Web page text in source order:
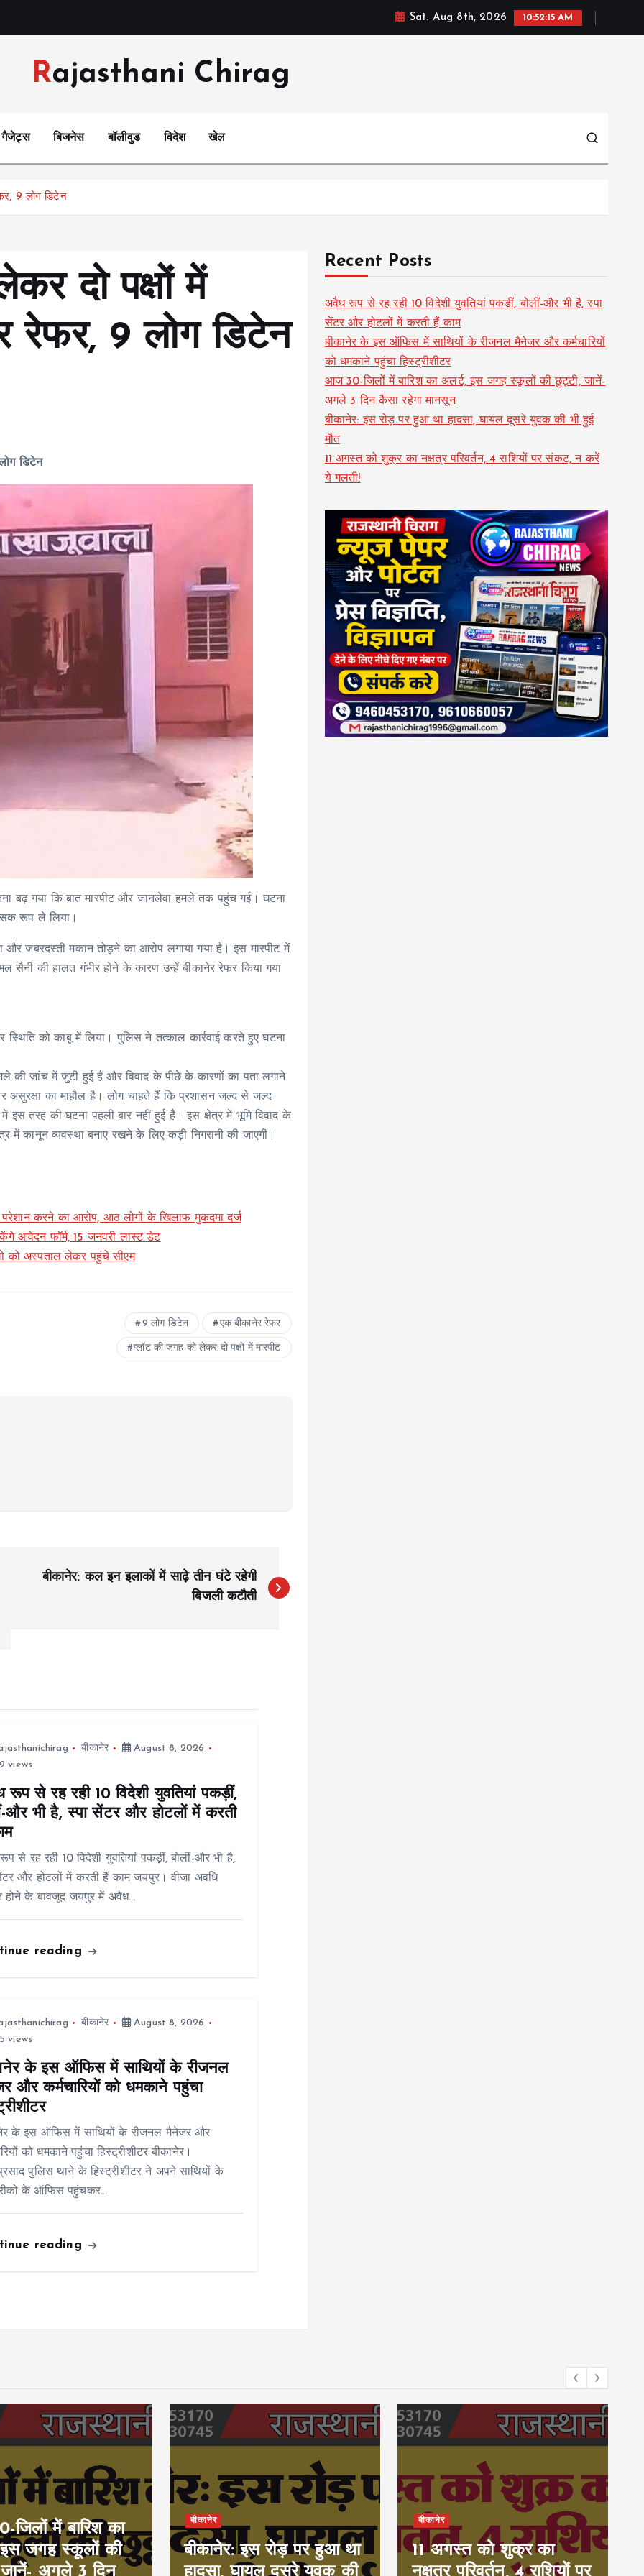
Sat. Aug 8th, 2026 10:52:16 AM
Rajasthani Chirag
गैजेट्स बिजनेस बॉलीवुड विदेश खेल
9 लोग डिटेन
दो पक्षों में
रेफर, 9 लोग डिटेन
डिटेन
बढ़ गया कि बात मारपीट और जानलेवा हमले तक पहुंच गई। घटना
रूप ले लिया।
और जबरदस्ती मकान तोड़ने का आरोप लगाया गया है। इस मारपीट में
सैनी की हालत गंभीर होने के कारण उन्हें बीकानेर रेफर किया गया
को काबू में लिया। पुलिस ने तत्काल कार्रवाई करते हुए घटना
की जांच में जुटी हुई है और विवाद के पीछे के कारणों का पता लगाने
असुरक्षा का माहौल है। लोग चाहते हैं कि प्रशासन जल्द से जल्द
तरह की घटना पहली बार नहीं हुई है। इस क्षेत्र में भूमि विवाद के
कानून व्यवस्था बनाए रखने के लिए कड़ी निगरानी की जाएगी।
करने का आरोप, आठ लोगों के खिलाफ मुकदमा दर्ज
आवेदन फॉर्म, 15 जनवरी लास्ट डेट
को अस्पताल लेकर पहुंचे सीएम
9 लोग डिटेन एक बीकानेर रेफर
प्लॉट की जगह को लेकर दो पक्षों में मारपीट
बीकानेर: कल इन इलाकों में साढ़े तीन घंटे रहेगी
बिजली कटौती
बीकानेर
August 8, 2026
views
रूप से रह रही 10 विदेशी युवतियां पकड़ीं,
और भी है, स्पा सेंटर और होटलों में करती
से रह रही 10 विदेशी युवतियां पकड़ीं, बोलीं-और भी है,
और होटलों में करती हैं काम जयपुर। वीजा अवधि
होने के बावजूद जयपुर में अवैध…
reading
बीकानेर
August 8, 2026
views
के इस ऑफिस में साथियों के रीजनल
और कर्मचारियों को धमकाने पहुंचा
के इस ऑफिस में साथियों के रीजनल मैनेजर और
को धमकाने पहुंचा हिस्ट्रीशीटर बीकानेर।
पुलिस थाने के हिस्ट्रीशीटर ने अपने साथियों के
के ऑफिस पहुंचकर…
reading
Recent Posts
अवैध रूप से रह रही 10 विदेशी युवतियां पकड़ीं, बोलीं-और भी है, स्पा
सेंटर और होटलों में करती हैं काम
बीकानेर के इस ऑफिस में साथियों के रीजनल मैनेजर और कर्मचारियों
को धमकाने पहुंचा हिस्ट्रीशीटर
आज 30-जिलों में बारिश का अलर्ट, इस जगह स्कूलों की छुट्टी, जानें-
अगले 3 दिन कैसा रहेगा मानसून
बीकानेर: इस रोड़ पर हुआ था हादसा, घायल दूसरे युवक की भी हुई
मौत
11 अगस्त को शुक्र का नक्षत्र परिवर्तन, 4 राशियों पर संकट, न करें
ये गलती!
में बारिश का
जगह स्कूलों की
अगले 3 दिन
बीकानेर
बीकानेर: इस रोड़ पर हुआ था
हादसा, घायल दूसरे युवक की
बीकानेर
11 अगस्त को शुक्र का
नक्षत्र परिवर्तन, 4 राशियों पर